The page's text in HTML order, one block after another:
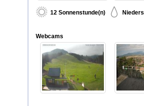
12 Sonnenstunde(n)
Webcams